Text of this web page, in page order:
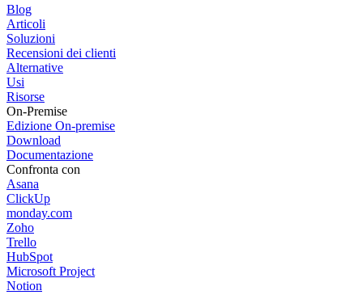
Blog
Articoli
Soluzioni
Recensioni dei clienti
Alternative
Usi
Risorse
On-Premise
Edizione On-premise
Download
Documentazione
Confronta con
Asana
ClickUp
monday.com
Zoho
Trello
HubSpot
Microsoft Project
Notion